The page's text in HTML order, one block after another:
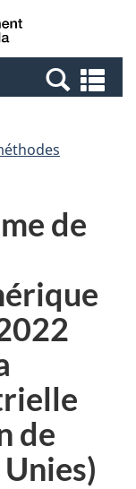
Canada
et
de
de